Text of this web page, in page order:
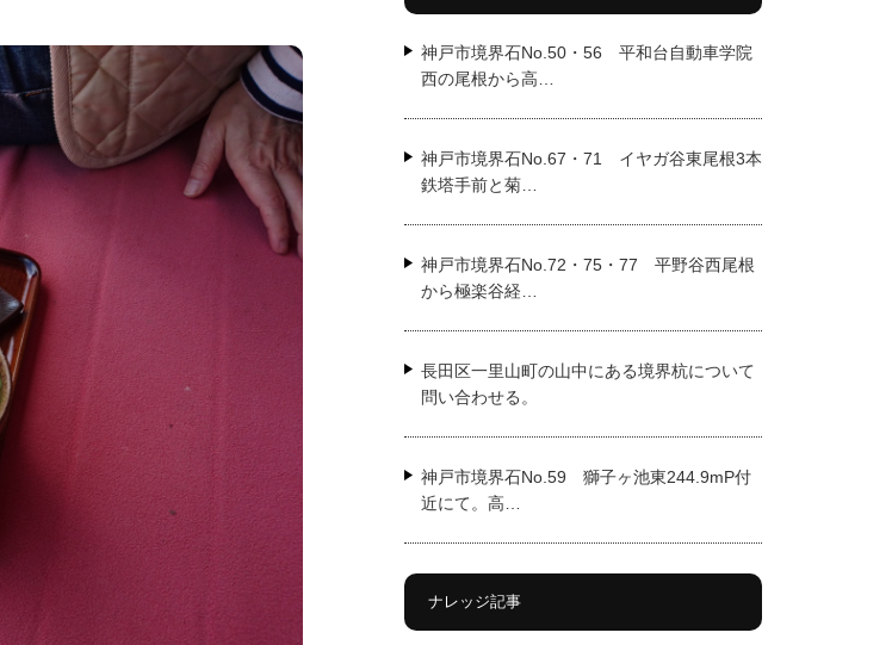
神戸市境界石No.50・56 平和台自動車学院
西の尾根から高…
神戸市境界石No.67・71 イヤガ谷東尾根3本
鉄塔手前と菊…
神戸市境界石No.72・75・77 平野谷西尾根
から極楽谷経…
長田区一里山町の山中にある境界杭について
問い合わせる。
神戸市境界石No.59 獅子ヶ池東244.9mP付
近にて。高…
ナレッジ記事